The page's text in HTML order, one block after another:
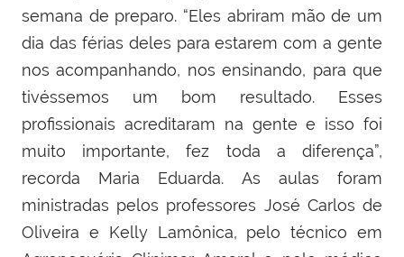
semana de preparo. “Eles abriram mão de um
dia das férias deles para estarem com a gente
nos acompanhando, nos ensinando, para que
tivéssemos um bom resultado. Esses
profissionais acreditaram na gente e isso foi
muito importante, fez toda a diferença”,
recorda Maria Eduarda. As aulas foram
ministradas pelos professores José Carlos de
Oliveira e Kelly Lamônica, pelo técnico em